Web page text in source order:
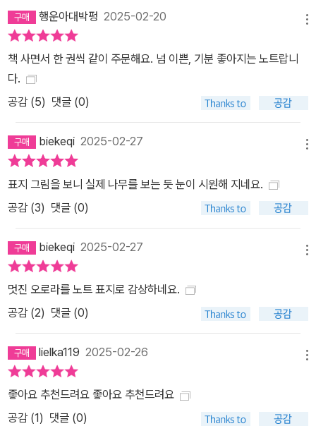
행운아대박펑 2025-02-20
책 사면서 한 권씩 같이 주문해요. 넘 이쁜, 기분 좋아지는 노트랍니
다.
공감 (5) 댓글 (0)
biekeqi 2025-02-27
표지 그림을 보니 실제 나무를 보는 듯 눈이 시원해 지네요.
공감 (3) 댓글 (0)
biekeqi 2025-02-27
멋진 오로라를 노트 표지로 감상하네요.
공감 (2) 댓글 (0)
lielka119 2025-02-26
좋아요 추천드려요 좋아요 추천드려요
공감 (1) 댓글 (0)